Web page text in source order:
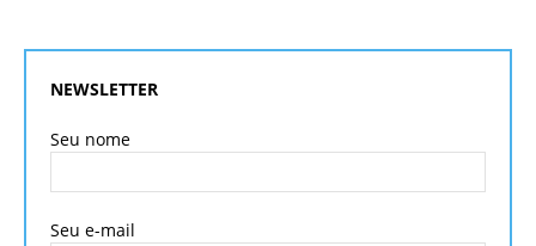
NEWSLETTER
Seu nome
Seu e-mail